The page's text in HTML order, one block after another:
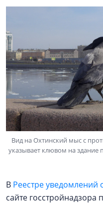
Вид на Охтинский мыс с
указывает клювом на здание
В Реестре
сайте